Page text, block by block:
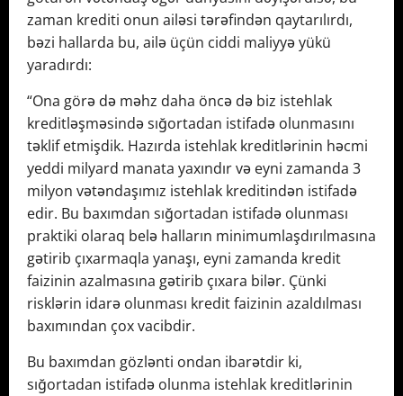
zaman krediti onun ailəsi tərəfindən qaytarılırdı,
bəzi hallarda bu, ailə üçün ciddi maliyyə yükü
yaradırdı:
“Ona görə də məhz daha öncə də biz istehlak
kreditləşməsində sığortadan istifadə olunmasını
təklif etmişdik. Hazırda istehlak kreditlərinin həcmi
yeddi milyard manata yaxındır və eyni zamanda 3
milyon vətəndaşımız istehlak kreditindən istifadə
edir. Bu baxımdan sığortadan istifadə olunması
praktiki olaraq belə halların minimumlaşdırılmasına
gətirib çıxarmaqla yanaşı, eyni zamanda kredit
faizinin azalmasına gətirib çıxara bilər. Çünki
risklərin idarə olunması kredit faizinin azaldılması
baxımından çox vacibdir.
Bu baxımdan gözlənti ondan ibarətdir ki,
sığortadan istifadə olunma istehlak kreditlərinin